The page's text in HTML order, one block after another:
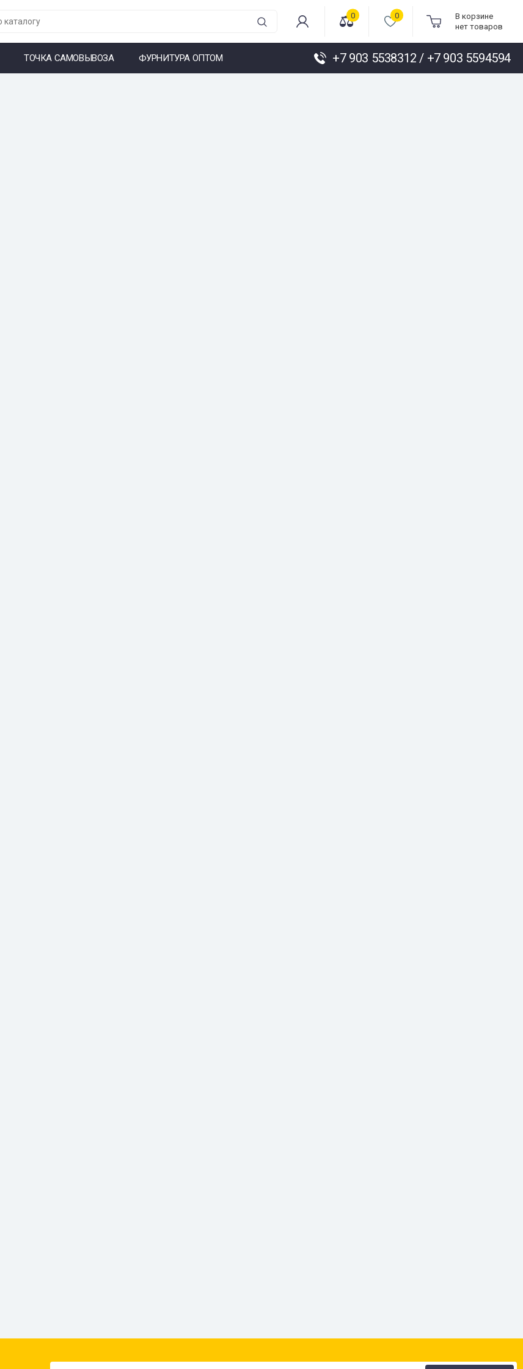
0 0
В корзине
нет товаров
ТОЧКА САМОВЫВОЗА ФУРНИТУРА ОПТОМ +7 903 5538312 / +7 903 5594594